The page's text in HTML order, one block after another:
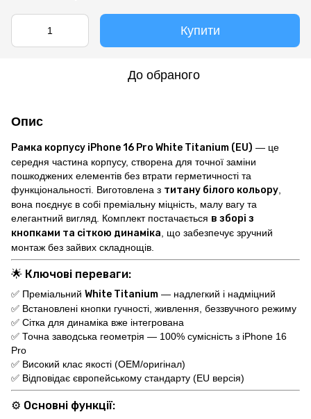
Купити
До обраного
Опис
Рамка корпусу iPhone 16 Pro White Titanium (EU) — це
середня частина корпусу, створена для точної заміни
пошкоджених елементів без втрати герметичності та
функціональності. Виготовлена з титану білого кольору
вона поєднує в собі преміальну міцність, малу вагу та
елегантний вигляд. Комплект постачається в зборі з
кнопками та сіткою динаміка , що забезпечує зручний
монтаж без зайвих складнощів.
🌟 Ключові переваги:
✅ Преміальний White Titanium — надлегкий і надміцний
✅ Встановлені кнопки гучності, живлення, беззвучного режиму
✅ Сітка для динаміка вже інтегрована
✅ Точна заводська геометрія — 100% сумісність з iPhone 16
Pro
✅ Високий клас якості (OEM/оригінал)
✅ Відповідає європейському стандарту (EU версія)
⚙️ Основні функції: